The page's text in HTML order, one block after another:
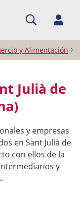
y Alimentación
Julià de
y empresas
en Sant Julià de
con ellos de la
y